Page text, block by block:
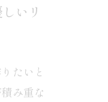
いリ
たいと
み重な